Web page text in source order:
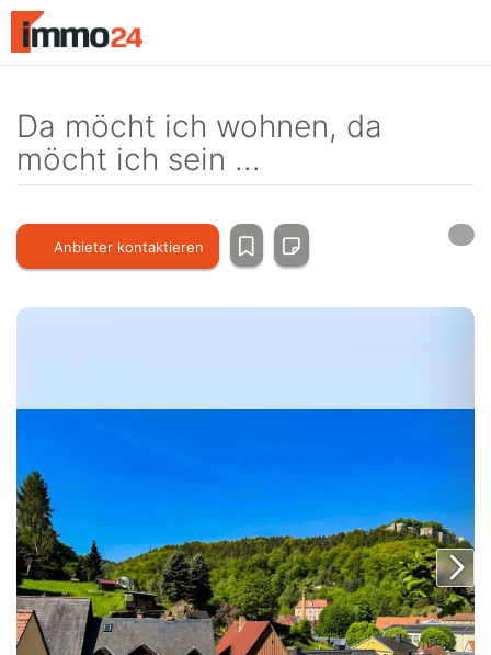
Accessibility
Modus
zum
Inhalt
Da möcht ich wohnen, da
möcht ich sein ...
Anbieter kontaktieren